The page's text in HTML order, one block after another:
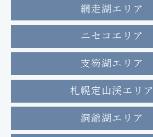
網走湖エリア
ニセコエリア
支笏湖エリア
札幌定山渓エリア
洞爺湖エリア